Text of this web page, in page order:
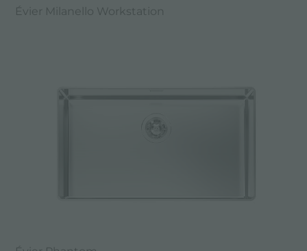
Évier Milanello Workstation